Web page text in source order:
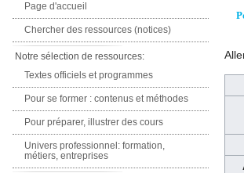
Page d'accueil
Chercher des ressources (notices)
Notre sélection de ressources:
Textes officiels et programmes
Pour se former : contenus et méthodes
Pour préparer, illustrer des cours
Univers professionnel: formation,
métiers, entreprises